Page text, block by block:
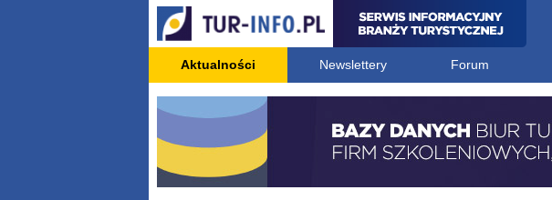
Aktualności Newslettery Forum